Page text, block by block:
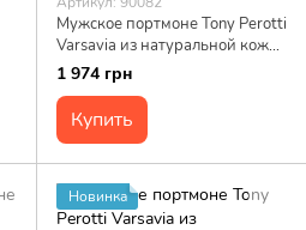
Мужское портмоне Tony Perotti
Varsavia из натуральной кожи
3480 nero (90082) Черное
1 974 грн
Купить
Новинка